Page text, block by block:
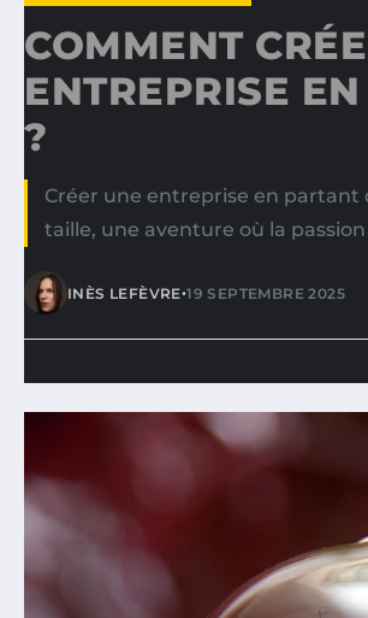
COMMENT
ENTREPRISE
?
Créer une entreprise en partant
taille, une aventure où la
INÈS LEFÈVRE•19 SEPTEMBRE 2025